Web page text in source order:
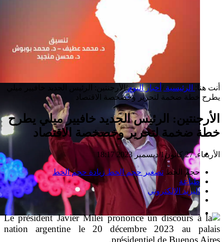
إصدار جديد
بعد خطف مادورو وحصار كوبا.. ماذا ستفعل
واشنطن بأورتيغا؟
أنت هنا: الرئيسية أخبار اليوم/الأرجنتين: الرئيس الجديد خافيير ميلي
يطرح خطة ضخمة لتحرير وخصخصة الاقتصاد
الأرجنتين: الرئيس الجديد خافيير ميلي يطرح
خطة ضخمة لتحرير وخصخصة الاقتصاد
الأربعاء, 27 كانون1/ديسمبر 2023 18:17
حجم الخط تصغير حجم الخط زيادة حجم الخط
طباعة
البريد الإلكتروني